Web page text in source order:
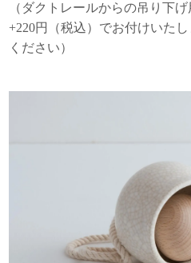
（ダクトレールからの吊り下
+220円（税込）でお付けいた
ください）